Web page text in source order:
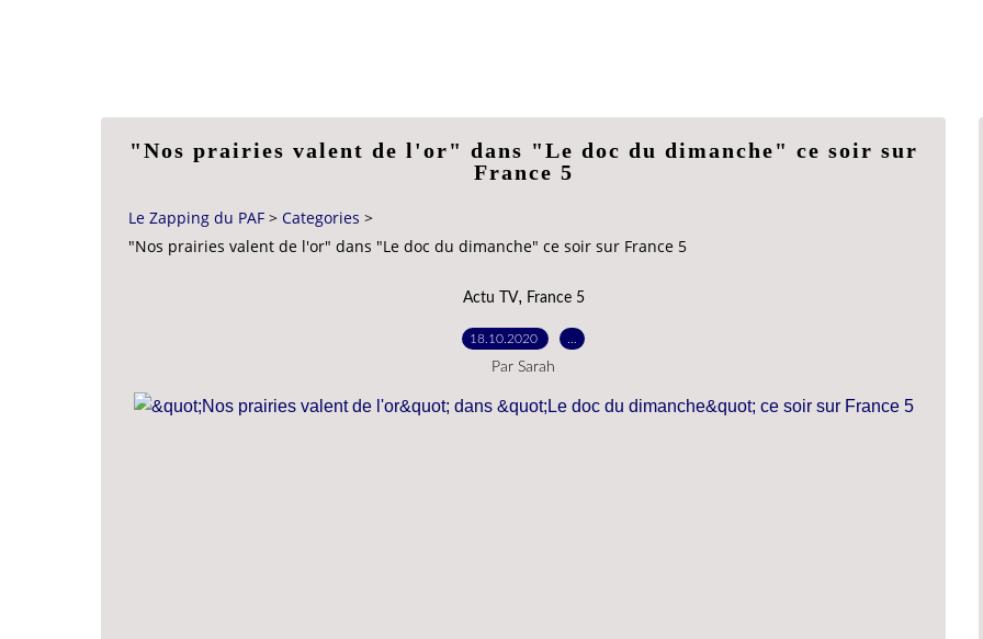
"Nos prairies valent de l'or" dans "Le doc du dimanche" ce soir sur
France 5
Le Zapping du PAF > Categories >
"Nos prairies valent de l'or" dans "Le doc du dimanche" ce soir sur France 5
Actu TV, France 5
18.10.2020
Par Sarah